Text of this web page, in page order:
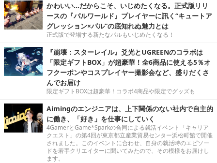
かわいい…だからこそ、いじめたくなる。正式版リリ
ースの『パルワールド』プレイヤーに訊く“キュートア
グレッション×パル”の底知れぬ魅力とは
正式版で登場する新たなパルもいじめたくなる！
『崩壊：スターレイル』爻光とUGREENのコラボは
「限定ギフトBOX」が超豪華！全6商品に使える5％オ
フクーポンやコスプレイヤー撮影会など、盛りだくさ
んでお届け
限定ギフトBOXは超豪華！コラボ4商品や限定でグッズも
Aimingのエンジニアは、上下関係のない社内で自主的
に働き、「好き」を仕事にしていく
4GamerとGame*Sparkの合同による就活イベント「キャリア
クエスト」の第4回が東京都立産業貿易センター浜松町館で開催
されました。このイベントに合わせ、自身の就活時のエピソー
ドを若手クリエイターに聞いてみたので、その模様をお届けし
ます。